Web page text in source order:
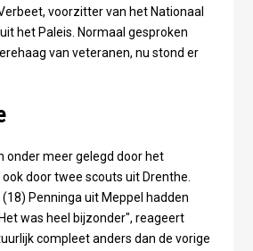
voorzitter van het Nationaal
het Paleis. Normaal gesproken
van veteranen, nu stond er
onder meer gelegd door het
door twee scouts uit Drenthe.
Penninga uit Meppel hadden
was heel bijzonder", reageert
compleet anders dan de vorige